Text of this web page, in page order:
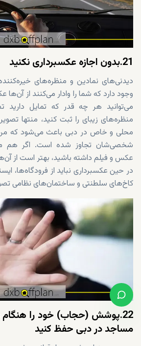
21.بدون اجازه عکسبرداری نکنید
دیدنی‌های نمادین و منظره‌های
وجود دارد که شما را وادار می‌کنند از آن‌ها
می‌توانید هر چه قدر که تمایل دارید
منظره‌های زیبای را ثبت کنید، منتها
محلی و خاص در دبی باعث می‌شود که
شخصی‌شان تجاوز شده است. اگر هم
عکس و فیلم داشته باشید، بهتر است از
در حین عکسبرداری نباید از فرودگاه‌ها،
کاخ‌های سلطنتی و ساختمان‌های نظامی
22.پوشش (حجاب) خود را هنگام
مساجد در دبی حفظ کنید